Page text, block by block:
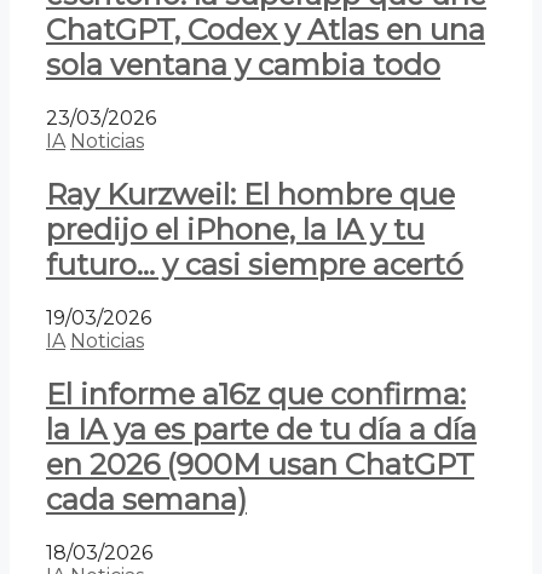
ChatGPT, Codex y Atlas en una
sola ventana y cambia todo
23/03/2026
IA Noticias
Ray Kurzweil: El hombre que
predijo el iPhone, la IA y tu
futuro… y casi siempre acertó
19/03/2026
IA Noticias
El informe a16z que confirma:
la IA ya es parte de tu día a día
en 2026 (900M usan ChatGPT
cada semana)
18/03/2026